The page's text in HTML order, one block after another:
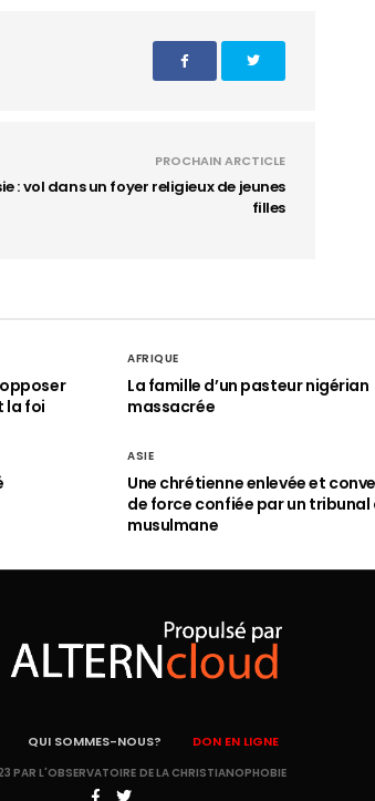
PROCHAIN ARCTICLE
: vol dans un foyer religieux de jeunes
filles
la foi
AFRIQUE
La famille d’un pasteur nigérian
massacrée
ASIE
Une chrétienne enlevée et
de force confiée par un tribunal
musulmane
QUI SOMMES-NOUS? DON EN LIGNE
L'OBSERVATOIRE DE LA CHRISTIANOPHOBIE